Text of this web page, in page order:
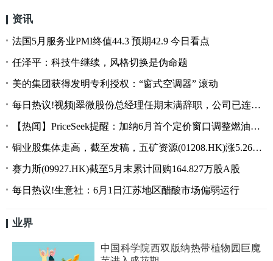
资讯
法国5月服务业PMI终值44.3 预期42.9 今日看点
任泽平：科技牛继续，风格切换是伪命题
美的集团获得发明专利授权：“窗式空调器” 滚动
每日热议!视频|翠微股份总经理任期末满辞职，公司已连续四年巨亏
【热闻】PriceSeek提醒：加纳6月首个定价窗口调整燃油价格
铜业股集体走高，截至发稿，五矿资源(01208.HK)涨5.26%，报9.6港元 观焦点
赛力斯(09927.HK)截至5月末累计回购164.827万股A股
每日热议!生意社：6月1日江苏地区醋酸市场偏弱运行
业界
中国科学院西双版纳热带植物园巨魔